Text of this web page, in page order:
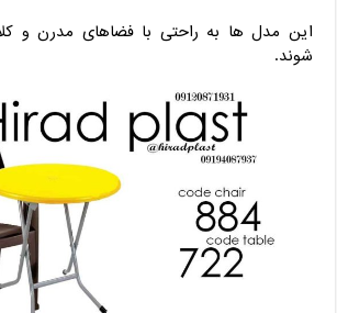
این مدل ها به راحتی با فضاهای مدرن و
شوند.